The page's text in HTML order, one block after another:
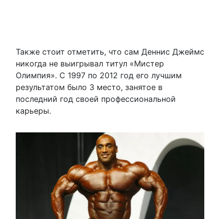
Также стоит отметить, что сам Деннис Джеймс
никогда не выигрывал титул «Мистер
Олимпия». С 1997 по 2012 год его лучшим
результатом было 3 место, занятое в
последний год своей профессиональной
карьеры.